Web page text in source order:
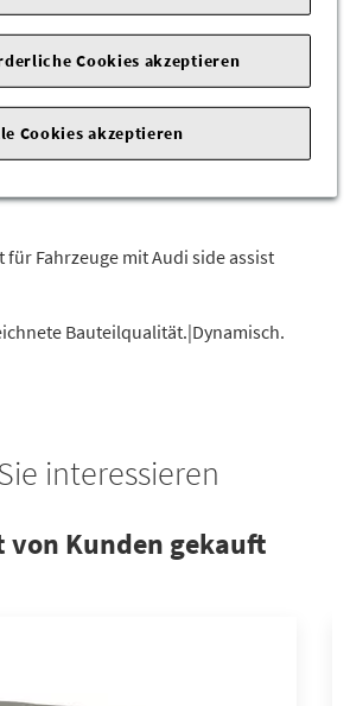
in hochwertigem Carbon setzen
1 Satz (2 Stück)
Fahrzeuge mit Audi side assist
Bauteilqualität.|Dynamisch.
interessieren
von Kunden gekauft
Cookies akzeptieren
Cookies akzeptieren